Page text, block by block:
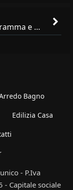
Marca e modello lavastoviglie? Programma e Deterisvo utilizzato ? Decalcificatore è regolato in in base alla durezza
Bagno
Edilizia Casa
- P.Iva
- Capitale sociale